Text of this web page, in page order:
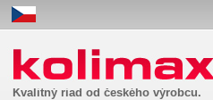
Kolimax
Kvalitný riad od českého výrobcu.